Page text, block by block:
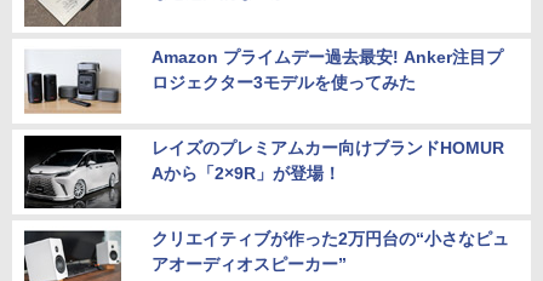
Amazon プライムデー過去最安! Anker注目プ
ロジェクター3モデルを使ってみた
レイズのプレミアムカー向けブランドHOMUR
Aから「2×9R」が登場！
クリエイティブが作った2万円台の“小さなピュ
アオーディオスピーカー”